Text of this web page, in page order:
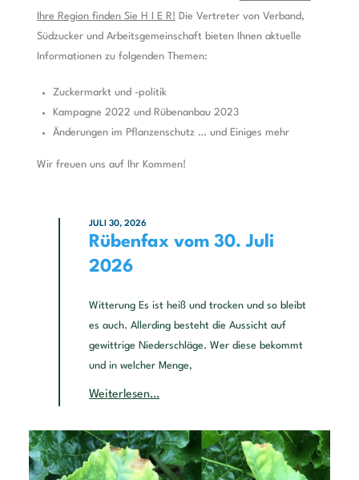
Ihre Region finden Sie H I E R! Die Vertreter von Verband,
Südzucker und Arbeitsgemeinschaft bieten Ihnen aktuelle
Informationen zu folgenden Themen:
Zuckermarkt und -politik
Kampagne 2022 und Rübenanbau 2023
Änderungen im Pflanzenschutz … und Einiges mehr
Wir freuen uns auf Ihr Kommen!
Rübenfax vom 30. Juli
2026
JULI 30, 2026
Witterung Es ist heiß und trocken und so bleibt
es auch. Allerding besteht die Aussicht auf
gewittrige Niederschläge. Wer diese bekommt
und in welcher Menge,
Weiterlesen…